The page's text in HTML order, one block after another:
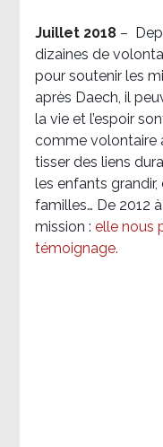
Juillet 2018 –
dizaines de
pour soutenir les
après Daech, il
la vie et l’espoir
comme volontaire
tisser des liens
les enfants
familles… De 2012
mission : elle nous
témoignage.